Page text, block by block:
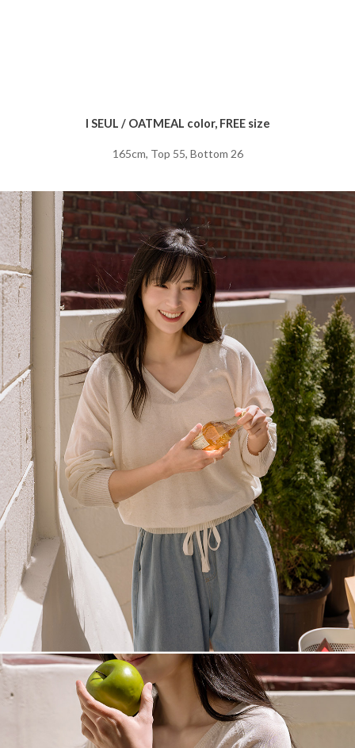
I SEUL / OATMEAL color, FREE size
165cm, Top 55, Bottom 26